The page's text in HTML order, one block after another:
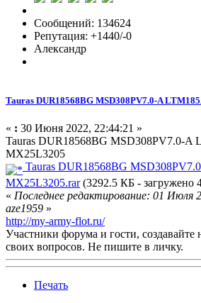
Сообщений: 134624
Репутация: +1440/-0
Александр
Tauras DUR18568BG MSD308PV7.0-A
« : 30 Июня 2022, 22:44:21 »
Tauras DUR18568BG MSD308PV7.0-A
MX25L3205
Tauras DUR18568BG
MX25L3205.rar(3292.5 КБ - загружено
« Последнее редактирование: 01 Июля
aze1959 »
http://my-army-flot.ru/
Участники форума и гости, создавайте
своих вопросов. Не пишите в личку.
Печать